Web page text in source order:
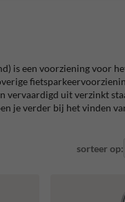
is een voorziening voor
vervaardigd uit verzinkt
je verder bij het vinden
sorteer op: